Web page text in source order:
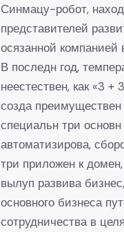
Синмацу-робот,
представителей
осязанной компанией
В последн год,
неестествен, как «3 +
созда
специальн три
автоматизирова,
три приложен к
вылуп развива
основного бизнеса
сотрудничества в